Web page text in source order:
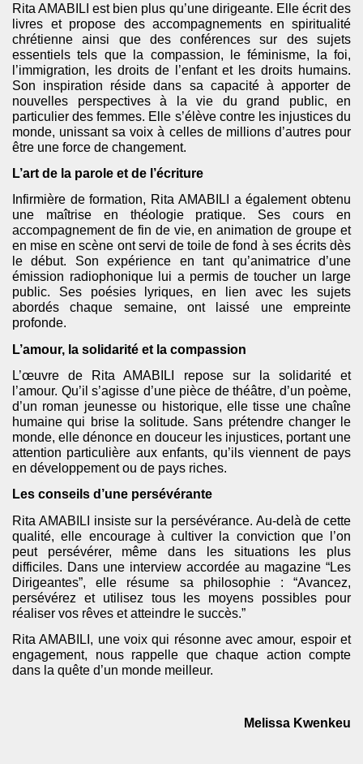
Rita AMABILI est bien plus qu’une dirigeante. Elle écrit des
livres et propose des accompagnements en spiritualité
chrétienne ainsi que des conférences sur des sujets
essentiels tels que la compassion, le féminisme, la foi,
l’immigration, les droits de l’enfant et les droits humains.
Son inspiration réside dans sa capacité à apporter de
nouvelles perspectives à la vie du grand public, en
particulier des femmes. Elle s’élève contre les injustices du
monde, unissant sa voix à celles de millions d’autres pour
être une force de changement.
L’art de la parole et de l’écriture
Infirmière de formation, Rita AMABILI a également obtenu
une maîtrise en théologie pratique. Ses cours en
accompagnement de fin de vie, en animation de groupe et
en mise en scène ont servi de toile de fond à ses écrits dès
le début. Son expérience en tant qu’animatrice d’une
émission radiophonique lui a permis de toucher un large
public. Ses poésies lyriques, en lien avec les sujets
abordés chaque semaine, ont laissé une empreinte
profonde.
L’amour, la solidarité et la compassion
L’œuvre de Rita AMABILI repose sur la solidarité et
l’amour. Qu’il s’agisse d’une pièce de théâtre, d’un poème,
d’un roman jeunesse ou historique, elle tisse une chaîne
humaine qui brise la solitude. Sans prétendre changer le
monde, elle dénonce en douceur les injustices, portant une
attention particulière aux enfants, qu’ils viennent de pays
en développement ou de pays riches.
Les conseils d’une persévérante
Rita AMABILI insiste sur la persévérance. Au-delà de cette
qualité, elle encourage à cultiver la conviction que l’on
peut persévérer, même dans les situations les plus
difficiles. Dans une interview accordée au magazine “Les
Dirigeantes”, elle résume sa philosophie : “Avancez,
persévérez et utilisez tous les moyens possibles pour
réaliser vos rêves et atteindre le succès.”
Rita AMABILI, une voix qui résonne avec amour, espoir et
engagement, nous rappelle que chaque action compte
dans la quête d’un monde meilleur.
Melissa Kwenkeu